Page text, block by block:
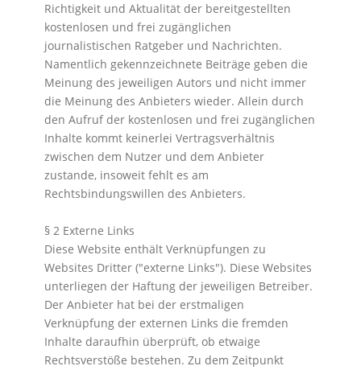
Richtigkeit und Aktualität der bereitgestellten
kostenlosen und frei zugänglichen
journalistischen Ratgeber und Nachrichten.
Namentlich gekennzeichnete Beiträge geben die
Meinung des jeweiligen Autors und nicht immer
die Meinung des Anbieters wieder. Allein durch
den Aufruf der kostenlosen und frei zugänglichen
Inhalte kommt keinerlei Vertragsverhältnis
zwischen dem Nutzer und dem Anbieter
zustande, insoweit fehlt es am
Rechtsbindungswillen des Anbieters.
§ 2 Externe Links
Diese Website enthält Verknüpfungen zu
Websites Dritter ("externe Links"). Diese Websites
unterliegen der Haftung der jeweiligen Betreiber.
Der Anbieter hat bei der erstmaligen
Verknüpfung der externen Links die fremden
Inhalte daraufhin überprüft, ob etwaige
Rechtsverstöße bestehen. Zu dem Zeitpunkt